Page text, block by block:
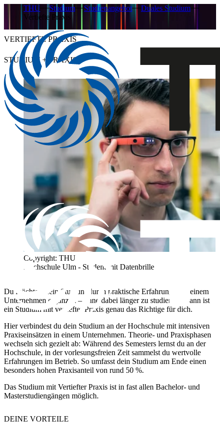
THU Studium Studienangebot
Duales Studium
Vertiefte Praxis
VERTIEFTE PRAXIS
STUDIUM + PRAXIS
Copyright: THU
Hochschule Ulm - Student mit Datenbrille
Du möchtest dein Studium durch praktische Erfahrungen in einem
Unternehmen ergänzen – ohne dabei länger zu studieren? Dann ist
ein Studium mit vertiefter Praxis genau das Richtige für dich.
Hier verbindest du dein Studium an der Hochschule mit intensiven
Praxiseinsätzen in einem Unternehmen. Theorie- und Praxisphasen
wechseln sich gezielt ab: Während des Semesters lernst du an der
Hochschule, in der vorlesungsfreien Zeit sammelst du wertvolle
Erfahrungen im Betrieb. So umfasst dein Studium am Ende einen
besonders hohen Praxisanteil von rund 50 %.
Das Studium mit Vertiefter Praxis ist in fast allen Bachelor- und
Masterstudiengängen möglich.
DEINE VORTEILE